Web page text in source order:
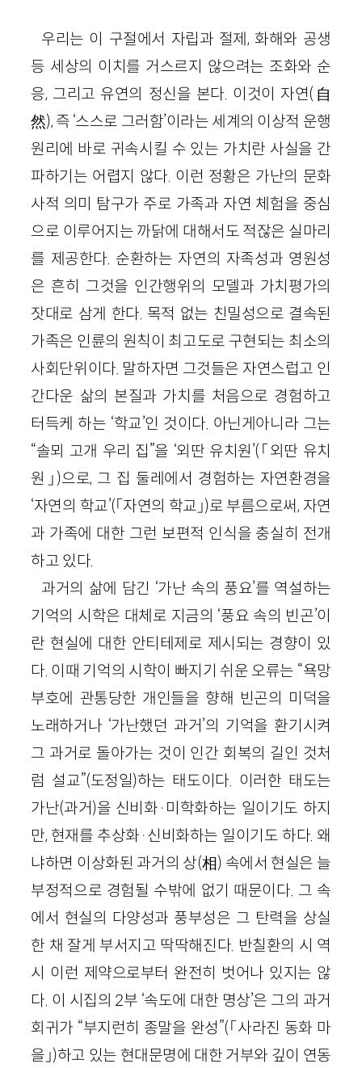
우리는 이 구절에서 자립과 절제, 화해와 공생
등 세상의 이치를 거스르지 않으려는 조화와 순
응, 그리고 유연의 정신을 본다. 이것이 자연(自
然), 즉 ‘스스로 그러함’이라는 세계의 이상적 운행
원리에 바로 귀속시킬 수 있는 가치란 사실을 간
파하기는 어렵지 않다. 이런 정황은 가난의 문화
사적 의미 탐구가 주로 가족과 자연 체험을 중심
으로 이루어지는 까닭에 대해서도 적잖은 실마리
를 제공한다. 순환하는 자연의 자족성과 영원성
은 흔히 그것을 인간행위의 모델과 가치평가의
잣대로 삼게 한다. 목적 없는 친밀성으로 결속된
가족은 인륜의 원칙이 최고도로 구현되는 최소의
사회단위이다. 말하자면 그것들은 자연스럽고 인
간다운 삶의 본질과 가치를 처음으로 경험하고
터득케 하는 ‘학교’인 것이다. 아닌게아니라 그는
“솔뫼 고개 우리 집”을 ‘외딴 유치원’(「외딴 유치
원」)으로, 그 집 둘레에서 경험하는 자연환경을
‘자연의 학교’(「자연의 학교」)로 부름으로써, 자연
과 가족에 대한 그런 보편적 인식을 충실히 전개
하고 있다.
과거의 삶에 담긴 ‘가난 속의 풍요’를 역설하는
기억의 시학은 대체로 지금의 ‘풍요 속의 빈곤’이
란 현실에 대한 안티테제로 제시되는 경향이 있
다. 이때 기억의 시학이 빠지기 쉬운 오류는 “욕망
부호에 관통당한 개인들을 향해 빈곤의 미덕을
노래하거나 ‘가난했던 과거’의 기억을 환기시켜
그 과거로 돌아가는 것이 인간 회복의 길인 것처
럼 설교”(도정일)하는 태도이다. 이러한 태도는
가난(과거)을 신비화·미학화하는 일이기도 하지
만, 현재를 추상화·신비화하는 일이기도 하다. 왜
냐하면 이상화된 과거의 상(相) 속에서 현실은 늘
부정적으로 경험될 수밖에 없기 때문이다. 그 속
에서 현실의 다양성과 풍부성은 그 탄력을 상실
한 채 잘게 부서지고 딱딱해진다. 반칠환의 시 역
시 이런 제약으로부터 완전히 벗어나 있지는 않
다. 이 시집의 2부 ‘속도에 대한 명상’은 그의 과거
회귀가 “부지런히 종말을 완성”(「사라진 동화 마
을」)하고 있는 현대문명에 대한 거부와 깊이 연동